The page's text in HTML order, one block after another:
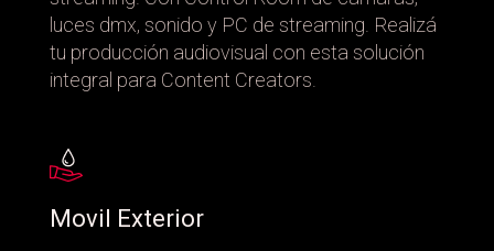
luces dmx, sonido y PC de streaming. Realizá
tu producción audiovisual con esta solución
integral para Content Creators.
Movil Exterior